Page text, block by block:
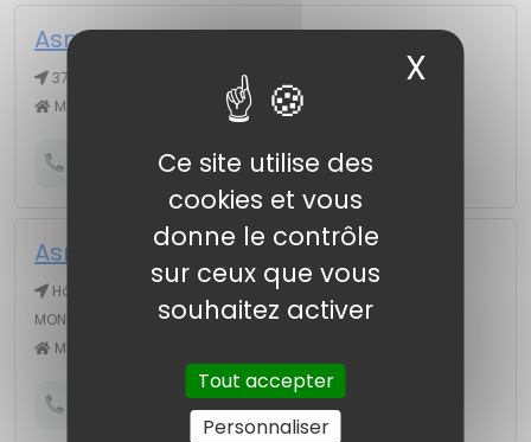
Ce site utilise des
cookies et vous
donne le contrôle
sur ceux que vous
souhaitez activer
Tout accepter
Personnaliser
X
Asmis Santé au Travail
37 r 8 Août 1918, 80110 MOREUIL
Médecine du travail
Obtenir le numéro de téléphone
Asmis Santé au Travail
Hôpital de Montdidier 25 r Amand de Vienne, 80500
MONTDIDIER
Médecine du travail
Obtenir le numéro de téléphone